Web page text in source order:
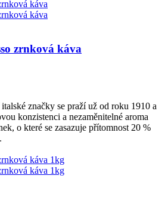
zrnková káva
značky se praží už od roku 1910 a
konzistenci a nezaměnitelné aroma
o které se zasazuje přítomnost 20 %